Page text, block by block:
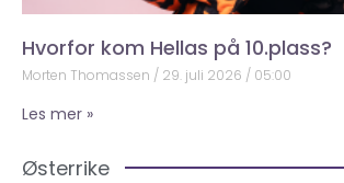
Hvorfor kom Hellas på 10.plass?
Morten Thomassen 29. juli 2026 05:00
Les mer »
Østerrike